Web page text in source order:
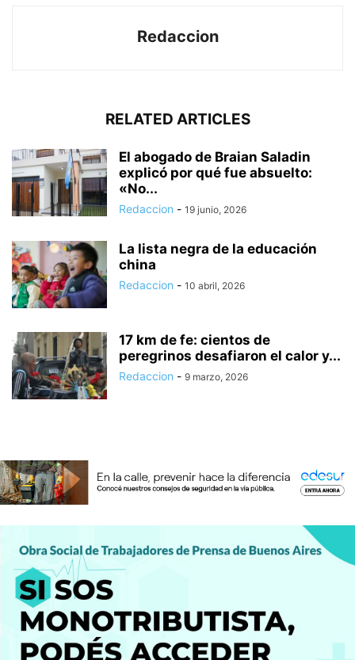
Redaccion
RELATED ARTICLES
El abogado de Braian Saladin
explicó por qué fue absuelto:
«No...
Redaccion - 19 junio, 2026
La lista negra de la educación
china
Redaccion - 10 abril, 2026
17 km de fe: cientos de
peregrinos desafiaron el calor y...
Redaccion - 9 marzo, 2026